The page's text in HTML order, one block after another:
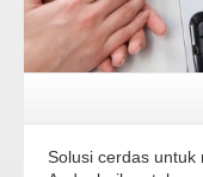
Solusi cerdas